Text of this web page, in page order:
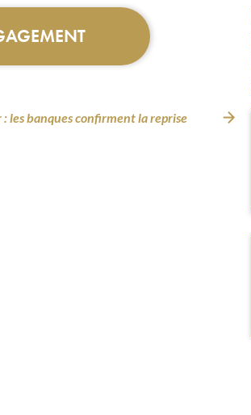
les banques confirment la reprise